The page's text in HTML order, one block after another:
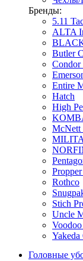
Бренды:
5.11
ALTA
Butler
Condor
Entire
Hatch
High
McNett
Rothco
Stich
Uncle
Yakeda
Головные